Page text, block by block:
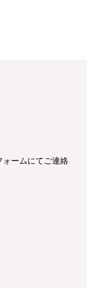
ームにてご連絡